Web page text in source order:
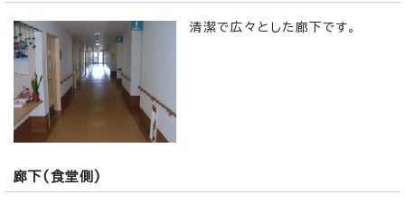
清潔で広々とした廊下です。
廊下(食堂側)